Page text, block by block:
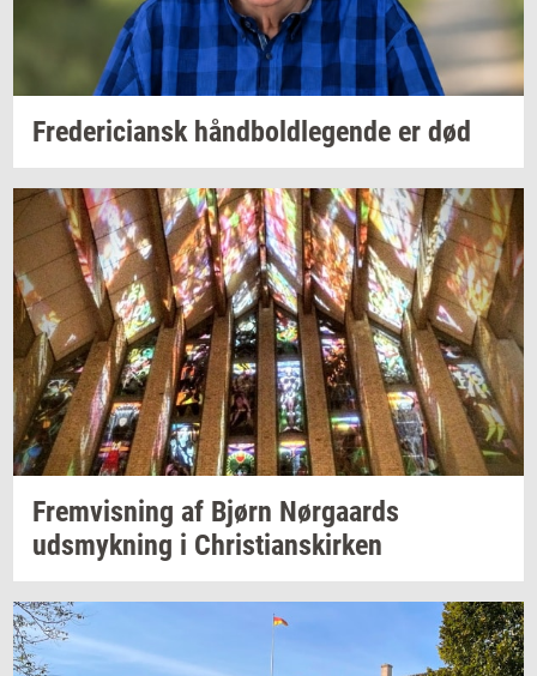
Fre­de­ri­ci­ansk hånd­bold­le­gen­de er død
Frem­vis­ning af Bjørn Nør­gaards
udsmyk­ning i Chri­sti­anskir­ken